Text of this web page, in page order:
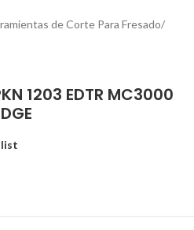
de Corte Para Fresado
1203 EDTR MC3000